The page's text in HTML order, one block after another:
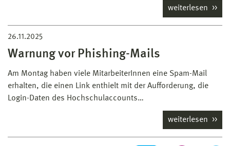
weiterlesen
26.11.2025
Warnung vor Phishing-Mails
Am Montag haben viele MitarbeiterInnen eine Spam-Mail
erhalten, die einen Link enthielt mit der Aufforderung, die
Login-Daten des Hochschulaccounts…
weiterlesen